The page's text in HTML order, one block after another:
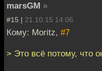
marsGM »
#15 | 21.10.15 14:06
Кому: Moritz, #7
> Это всё потому, что